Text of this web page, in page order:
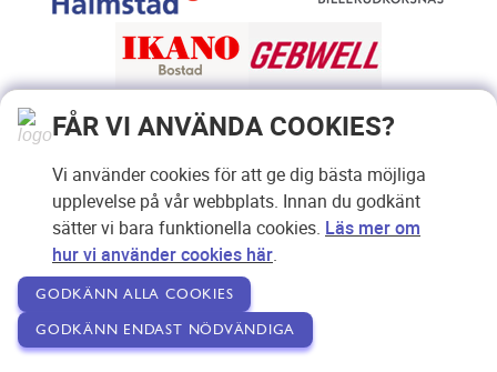
FÅR VI ANVÄNDA COOKIES?
Vi använder cookies för att ge dig bästa möjliga
upplevelse på vår webbplats. Innan du godkänt
sätter vi bara funktionella cookies. Läs mer om
hur vi använder cookies här.
GODKÄNN ALLA COOKIES
GODKÄNN ENDAST NÖDVÄNDIGA